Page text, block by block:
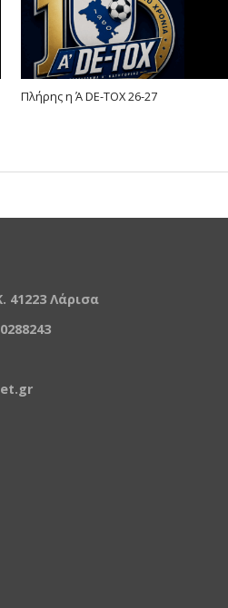
Πλήρης η Ά DE-TOX 26-27
41223 Λάρισα